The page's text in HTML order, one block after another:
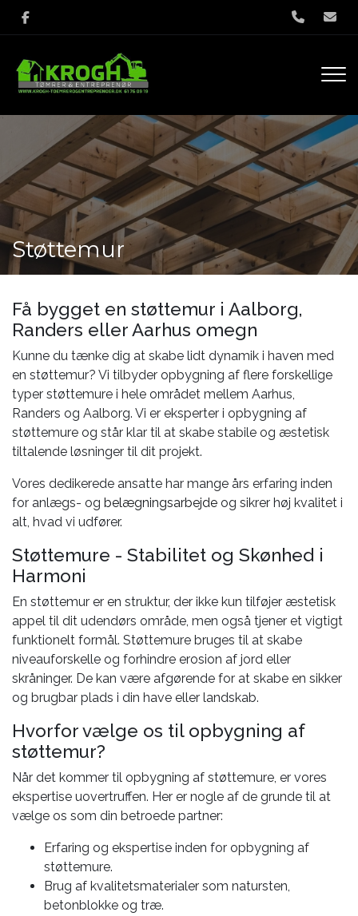
Støttemur
Få bygget en støttemur i Aalborg,
Randers eller Aarhus omegn
Kunne du tænke dig at skabe lidt dynamik i haven med
en støttemur? Vi tilbyder opbygning af flere forskellige
typer støttemure i hele området mellem Aarhus,
Randers og Aalborg. Vi er eksperter i opbygning af
støttemure og står klar til at skabe stabile og æstetisk
tiltalende løsninger til dit projekt.
Vores dedikerede ansatte har mange års erfaring inden
for anlægs- og belægningsarbejde og sikrer høj kvalitet i
alt, hvad vi udfører.
Støttemure - Stabilitet og Skønhed i
Harmoni
En støttemur er en struktur, der ikke kun tilføjer æstetisk
appel til dit udendørs område, men også tjener et vigtigt
funktionelt formål. Støttemure bruges til at skabe
niveauforskelle og forhindre erosion af jord eller
skråninger. De kan være afgørende for at skabe en sikker
og brugbar plads i din have eller landskab.
Hvorfor vælge os til opbygning af
støttemur?
Når det kommer til opbygning af støttemure, er vores
ekspertise uovertruffen. Her er nogle af de grunde til at
vælge os som din betroede partner:
Erfaring og ekspertise inden for opbygning af
støttemure.
Brug af kvalitetsmaterialer som natursten,
betonblokke og træ.